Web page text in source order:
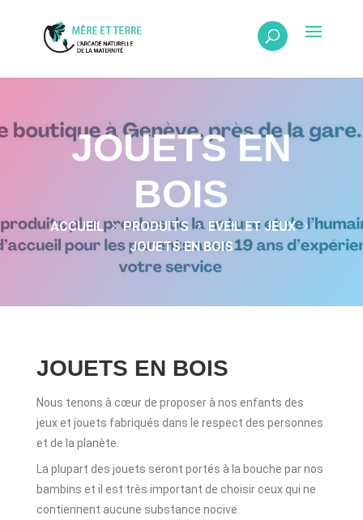
JOUETS EN
BOIS
ACCUEIL 5 PRODUITS 5 EVEIL ET JEUX 5
JOUETS EN BOIS
JOUETS EN BOIS
Nous tenons à cœur de proposer à nos enfants des
jeux et jouets fabriqués dans le respect des personnes
et de la planète.
La plupart des jouets seront portés à la bouche par nos
bambins et il est très important de choisir ceux qui ne
contiennent aucune substance nocive.